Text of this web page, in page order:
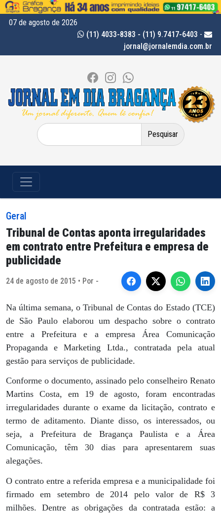
07 de agosto de 2026
(11) 4033-8383 - (11) 9.7417-6403 -
jornal@jornalemdia.com.br
Pesquisar
por:
Geral
Tribunal de Contas aponta irregularidades
em contrato entre Prefeitura e empresa de
publicidade
24 de agosto de 2015 • Por -
Na última semana, o Tribunal de Contas do Estado (TCE)
de São Paulo elaborou um despacho sobre o contrato
entre a Prefeitura e a empresa Área Comunicação
Propaganda e Marketing Ltda., contratada pela atual
gestão para serviços de publicidade.
Conforme o documento, assinado pelo conselheiro Renato
Martins Costa, em 19 de agosto, foram encontradas
irregularidades durante o exame da licitação, contrato e
termo de aditamento. Diante disso, os interessados, ou
seja, a Prefeitura de Bragança Paulista e a Área
Comunicação, têm 30 dias para apresentarem suas
alegações.
O contrato entre a referida empresa e a municipalidade foi
firmado em setembro de 2014 pelo valor de R$ 3
milhões. Dentre as obrigações da contratada estão: a